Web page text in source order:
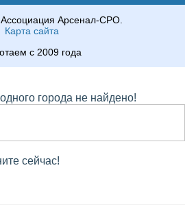
Арсенал-СРО.
Карта сайта
с 2009 года
города не найдено!
сейчас!